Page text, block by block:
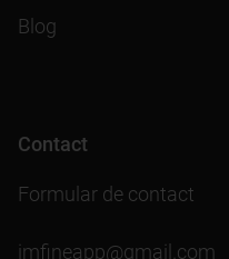
Blog
Contact
Formular de contact
imfineapp@gmail.com